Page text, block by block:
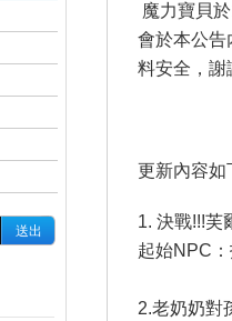
魔力寶貝
會於本公告
料安全，謝
更新內容如
1. 決戰!!!芙
起始NPC
2.老奶奶對